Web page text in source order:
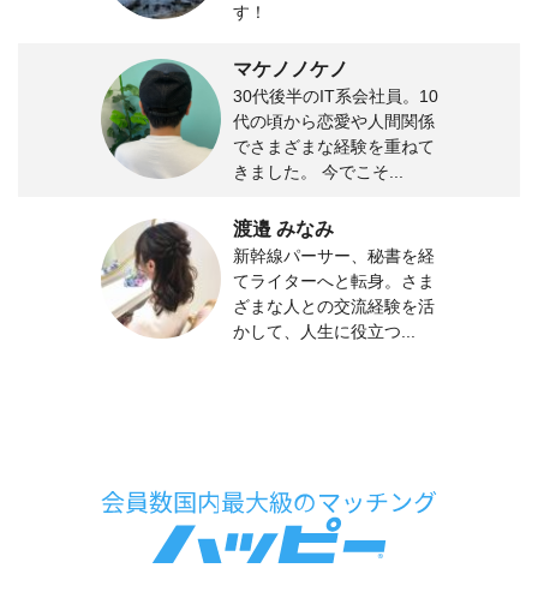
す！
マケノノケノ
30代後半のIT系会社員。10
代の頃から恋愛や人間関係
でさまざまな経験を重ねて
きました。 今でこそ...
渡邉 みなみ
新幹線パーサー、秘書を経
てライターへと転身。さま
ざまな人との交流経験を活
かして、人生に役立つ...